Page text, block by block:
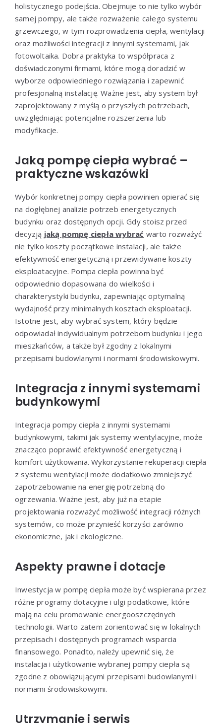
holistycznego podejścia. Obejmuje to nie tylko wybór
samej pompy, ale także rozważenie całego systemu
grzewczego, w tym rozprowadzenia ciepła, wentylacji
oraz możliwości integracji z innymi systemami, jak
fotowoltaika. Dobra praktyka to współpraca z
doświadczonymi firmami, które mogą doradzić w
wyborze odpowiedniego rozwiązania i zapewnić
profesjonalną instalację. Ważne jest, aby system był
zaprojektowany z myślą o przyszłych potrzebach,
uwzględniając potencjalne rozszerzenia lub
modyfikacje.
Jaką pompę ciepła wybrać –
praktyczne wskazówki
Wybór konkretnej pompy ciepła powinien opierać się
na dogłębnej analizie potrzeb energetycznych
budynku oraz dostępnych opcji. Gdy stoisz przed
decyzją jaką pompę ciepła wybrać warto rozważyć
nie tylko koszty początkowe instalacji, ale także
efektywność energetyczną i przewidywane koszty
eksploatacyjne. Pompa ciepła powinna być
odpowiednio dopasowana do wielkości i
charakterystyki budynku, zapewniając optymalną
wydajność przy minimalnych kosztach eksploatacji.
Istotne jest, aby wybrać system, który będzie
odpowiadał indywidualnym potrzebom budynku i jego
mieszkańców, a także był zgodny z lokalnymi
przepisami budowlanymi i normami środowiskowymi.
Integracja z innymi systemami
budynkowymi
Integracja pompy ciepła z innymi systemami
budynkowymi, takimi jak systemy wentylacyjne, może
znacząco poprawić efektywność energetyczną i
komfort użytkowania. Wykorzystanie rekuperacji ciepła
z systemu wentylacji może dodatkowo zmniejszyć
zapotrzebowanie na energię potrzebną do
ogrzewania. Ważne jest, aby już na etapie
projektowania rozważyć możliwość integracji różnych
systemów, co może przynieść korzyści zarówno
ekonomiczne, jak i ekologiczne.
Aspekty prawne i dotacje
Inwestycja w pompę ciepła może być wspierana przez
różne programy dotacyjne i ulgi podatkowe, które
mają na celu promowanie energooszczędnych
technologii. Warto zatem zorientować się w lokalnych
przepisach i dostępnych programach wsparcia
finansowego. Ponadto, należy upewnić się, że
instalacja i użytkowanie wybranej pompy ciepła są
zgodne z obowiązującymi przepisami budowlanymi i
normami środowiskowymi.
Utrzymanie i serwis